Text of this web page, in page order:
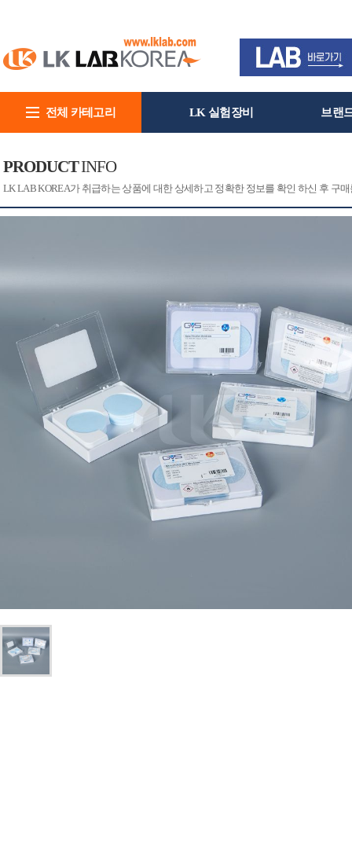
전체 카테고리 LK 실험장비 브랜
PRODUCTINFO
LK LAB KOREA가 취급하는 상품에 대한 상세하고 정확한 정보를 확인 하신 후 구